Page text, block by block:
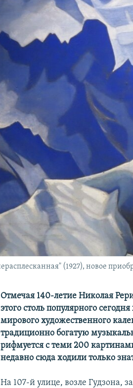
(1927), новое
Отмечая 140-летие Николая
этого столь популярного
мирового художественного
традиционно богатую
рифмуется с теми 200
недавно сюда ходили только
На 107-й улице, возле Гудзона,